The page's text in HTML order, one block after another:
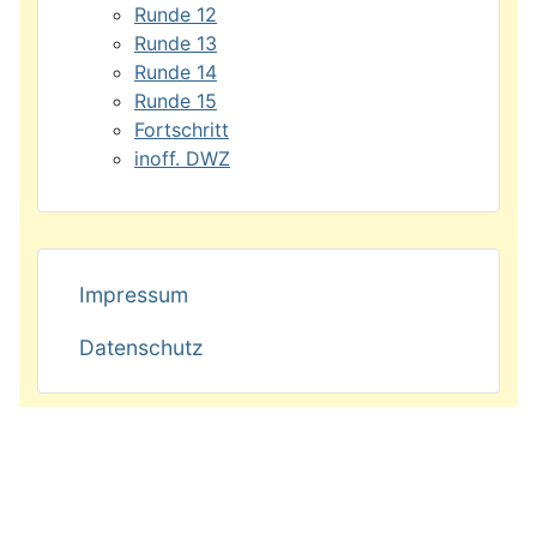
Runde 12
Runde 13
Runde 14
Runde 15
Fortschritt
inoff. DWZ
Impressum
Datenschutz